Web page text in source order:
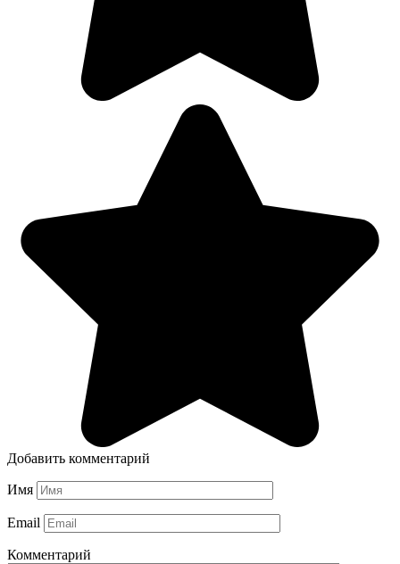
Добавить комментарий
Имя
Email
Комментарий